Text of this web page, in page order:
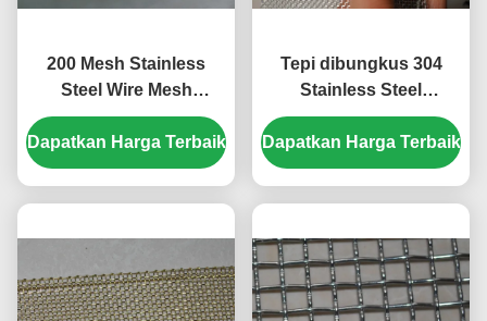
200 Mesh Stainless
Steel Wire Mesh
Dengan Penggunaan
Industri Kimia Woven
Wire
Dapatkan Harga Terbaik
Tepi dibungkus 304
Stainless Steel
anyaman Wire Mesh 16
Mesh lebar 90mm
Dapatkan Harga Terbaik